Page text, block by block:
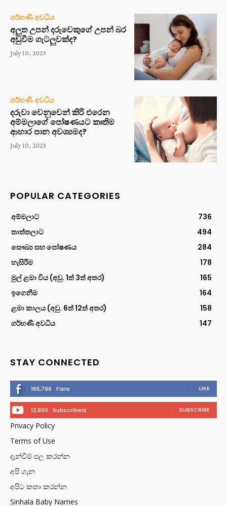
ගර්භණී අවධිය
අලුත උපන් දරුවෙකුගේ උපන් බර
අඩුවීම ගැටලුවක්ද?
July 10, 2023
ගර්භණී අවධිය
දරුවා වෙනුවෙන් කිරි එරෙන
අම්මලාගේ පෝෂණයට කෘතිම
ආහාර පාන අවශ්‍යමද?
July 10, 2023
POPULAR CATEGORIES
අම්මලාට
736
තාත්තලාට
494
සෞඛ්‍ය සහ පෝෂණය
284
හැසිරීම
178
මුල් ළමා විය (අවු. 1ත් 3ත් අතර)
165
ඉගෙනීම
164
ළමා කාලය (අවු. 6ත් 12ත් අතර)
158
ගර්භණී අවධිය
147
STAY CONNECTED
165,796 Fans LIKE
12,900 Subscribers SUBSCRIBE
Privacy Policy
Terms of Use
දැන්වීම් පල කරන්න
අපි ගැන
අපිට කතා කරන්න
Sinhala Baby Names